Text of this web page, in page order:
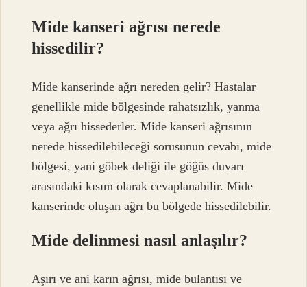
Mide kanseri ağrısı nerede
hissedilir?
Mide kanserinde ağrı nereden gelir? Hastalar
genellikle mide bölgesinde rahatsızlık, yanma
veya ağrı hissederler. Mide kanseri ağrısının
nerede hissedilebileceği sorusunun cevabı, mide
bölgesi, yani göbek deliği ile göğüs duvarı
arasındaki kısım olarak cevaplanabilir. Mide
kanserinde oluşan ağrı bu bölgede hissedilebilir.
Mide delinmesi nasıl anlaşılır?
Aşırı ve ani karın ağrısı, mide bulantısı ve